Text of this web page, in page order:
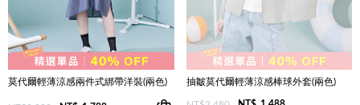
莫代爾輕薄涼感兩件式綁帶洋裝(兩色) 抽皺莫代爾輕薄涼感棒球外套(兩色)